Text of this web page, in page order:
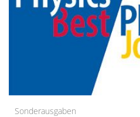
Sonderausgaben